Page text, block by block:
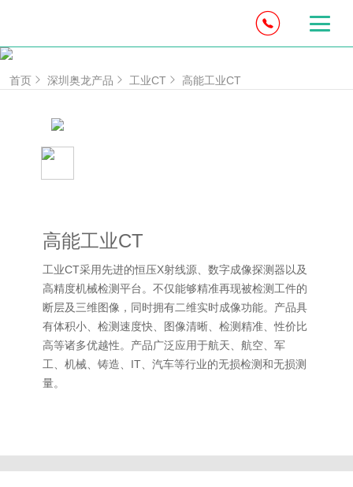
首页 深圳奥龙产品 工业CT 高能工业CT
高能工业CT
工业CT采用先进的恒压X射线源、数字成像探测器以及
高精度机械检测平台。不仅能够精准再现被检测工件的
断层及三维图像，同时拥有二维实时成像功能。产品具
有体积小、检测速度快、图像清晰、检测精准、性价比
高等诸多优越性。产品广泛应用于航天、航空、军
工、机械、铸造、IT、汽车等行业的无损检测和无损测
量。